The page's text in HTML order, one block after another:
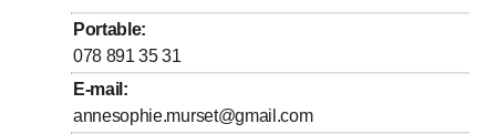
Mercredi
9:00- jusqu’à
18:00
Jeudi
Vendredi
Samedi
Portable:
078 891 35 31
E-mail :
annesophie.murset@gmail.com